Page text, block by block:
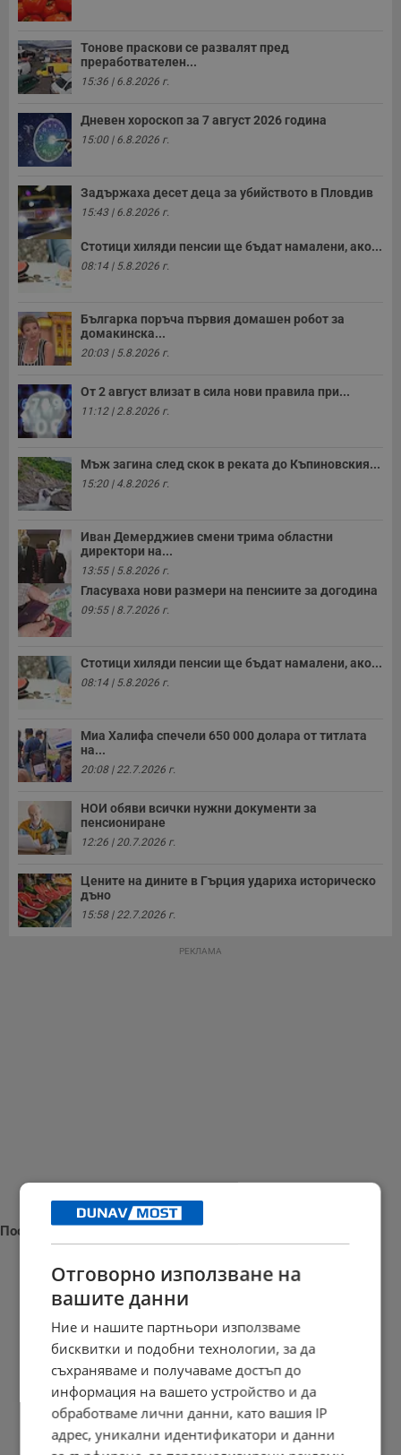
Тонове праскови се развалят пред
преработвателен...
15:36 | 6.8.2026 г.
Дневен хороскоп за 7 август 2026 година
15:00 | 6.8.2026 г.
Задържаха десет деца за убийството в Пловдив
15:43 | 6.8.2026 г.
Стотици хиляди пенсии ще бъдат намалени, ако...
08:14 | 5.8.2026 г.
Българка поръча първия домашен робот за
домакинска...
20:03 | 5.8.2026 г.
От 2 август влизат в сила нови правила при...
11:12 | 2.8.2026 г.
Мъж загина след скок в реката до Къпиновския...
15:20 | 4.8.2026 г.
Иван Демерджиев смени трима областни
директори на...
13:55 | 5.8.2026 г.
Гласуваха нови размери на пенсиите за догодина
09:55 | 8.7.2026 г.
Стотици хиляди пенсии ще бъдат намалени, ако...
08:14 | 5.8.2026 г.
Миа Халифа спечели 650 000 долара от титлата
на...
20:08 | 22.7.2026 г.
НОИ обяви всички нужни документи за
пенсиониране
12:26 | 20.7.2026 г.
Цените на дините в Гърция удариха историческо
дъно
15:58 | 22.7.2026 г.
РЕКЛАМА
Последни новини
Измериха рекордна температура от 41 градуса в Будапеща
23:09 | 6.8.2026 г.
Отвориха магистрала "Тракия" след часове блокада заради...
Отговорно използване на
вашите данни
Ние и нашите партньори използваме
бисквитки и подобни технологии, за да
съхраняваме и получаваме достъп до
информация на вашето устройство и да
обработваме лични данни, като вашия IP
адрес, уникални идентификатори и данни